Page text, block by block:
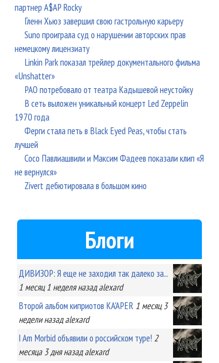
партнер A$AP Rocky
Гленн Хьюз завершил свою гастрольную карьеру
Suno проиграла суд о нарушении авторских прав
немецкому лицензиату
Linkin Park показал трейлер документального фильма
«Unshatter»
РАО потребовало от театра Кадышевой неустойку
В сеть выложен уникальный концерт Led Zeppelin
1970 года
Ферги стала петь в Black Eyed Peas, чтобы стать
лучшей
Сосо Павлиашвили и Максим Фадеев показали клип «Я
не вернулся»
Zivert дебютировала в большом кино
Блоги
ДИВИЗОР: Я еще не заходил так далеко за...
1 месяц 1 неделяназад alexard
Второй альбом киприотов KA'APER 1 месяц 3
неделиназад alexard
I Am Morbid объявили о российском туре! 2
месяца 3 дняназад alexard